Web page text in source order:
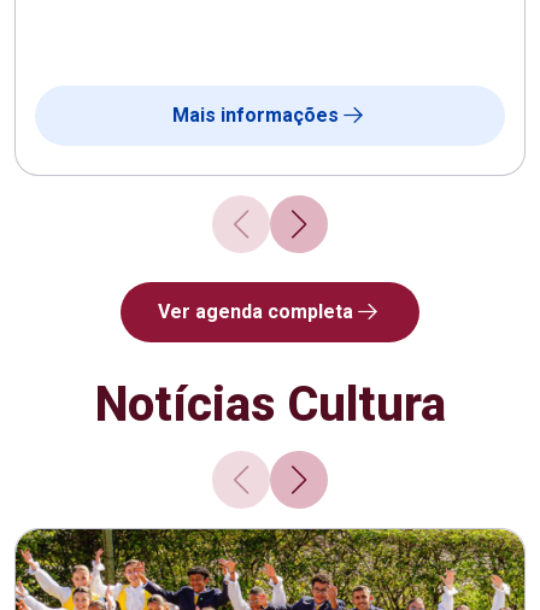
Mais informações
Ver agenda completa
Notícias Cultura